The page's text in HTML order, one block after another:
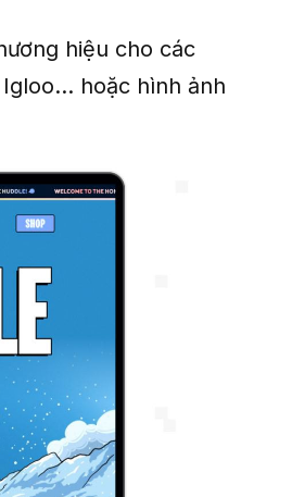
hiệu cho các
hoặc hình ảnh